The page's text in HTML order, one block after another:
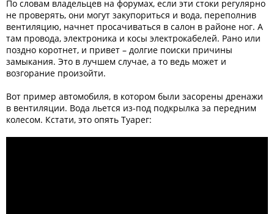
По словам владельцев на форумах, если эти стоки регулярно
не проверять, они могут закупориться и вода, переполнив
вентиляцию, начнет просачиваться в салон в районе ног. А
там провода, электроника и косы электрокабелей. Рано или
поздно коротнет, и привет – долгие поиски причины
замыкания. Это в лучшем случае, а то ведь может и
возгорание произойти.
Вот пример автомобиля, в котором были засорены дренажи
в вентиляции. Вода льется из-под подкрылка за передним
колесом. Кстати, это опять Туарег: